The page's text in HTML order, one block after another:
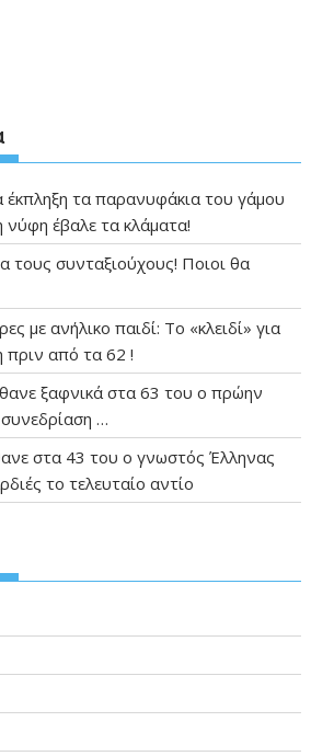
έκπληξη τα παρανυφάκια του γάμου
νύφη έβαλε τα κλάματα!
τους συνταξιούχους! Ποιοι θα
με ανήλικο παιδί: Το «κλειδί» για
πριν από τα 62 !
ξαφνικά στα 63 του ο πρώην
…
στα 43 του ο γνωστός Έλληνας
το τελευταίο αντίο